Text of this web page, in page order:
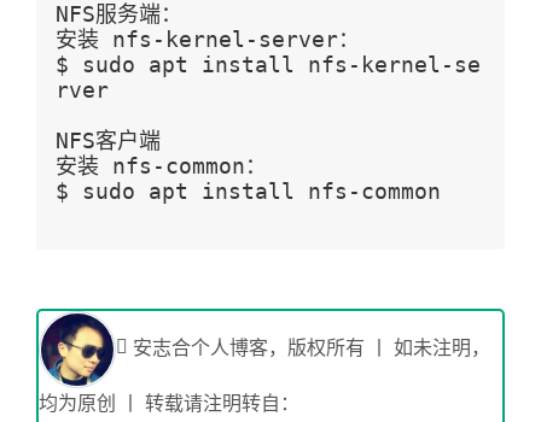
NFS服务端：
安装 nfs-kernel-server：
$ sudo apt install nfs-kernel-se
rver
NFS客户端
安装 nfs-common：
$ sudo apt install nfs-common
安志合个人博客，版权所有 丨 如未注明，
均为原创 丨 转载请注明转自：